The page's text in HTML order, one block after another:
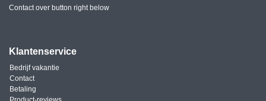
Contact over button right below
Klantenservice
Bedrijf vakantie
Contact
Betaling